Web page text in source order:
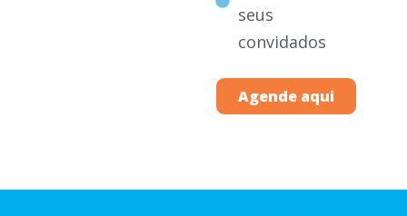
seus
convidados
Agende aqui